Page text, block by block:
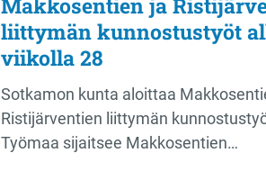
Makkosentien ja
liittymän kunnostustyöt
viikolla 28
Sotkamon kunta aloittaa
Ristijärventien liittymän
Työmaa sijaitsee Makkosentien…